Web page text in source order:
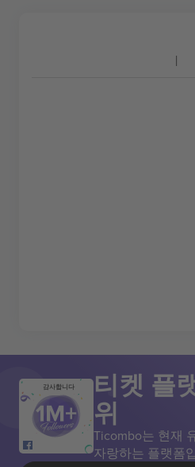
감사합니다 티켓 플
위
Ticombo는 현재
자랑하는 플랫폼